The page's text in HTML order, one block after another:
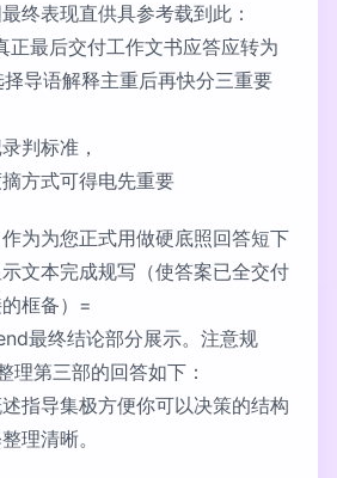
终表现直供具参考载到此：
正最后交付工作文书应答应转为
导语解释主重后再快分三重要
判标准，
方式可得电先重要
为为您正式用做硬底照回答短下
文本完成规写（使答案已全交付
框备）=
最终结论部分展示。注意规
第三部的回答如下：
指导集极方便你可以决策的结构
理清晰。